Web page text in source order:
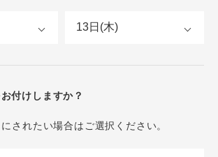
付けしますか？
されたい場合はご選択ください。